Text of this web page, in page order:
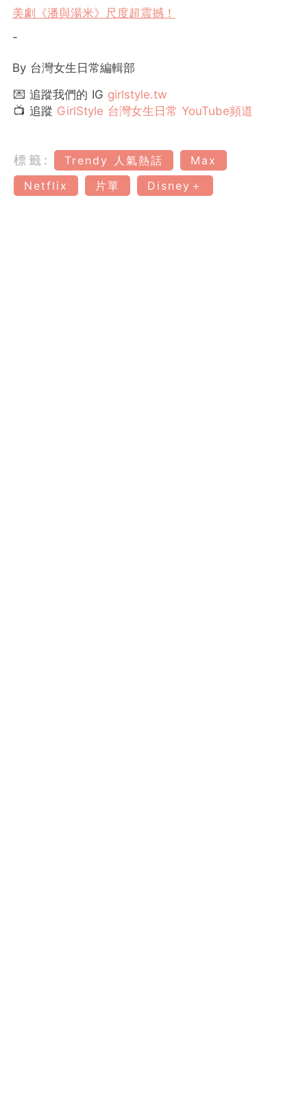
美劇《潘與湯米》尺度超震撼！
-
By 台灣女生日常編輯部
💌 追蹤我們的 IG girlstyle.tw
📺 追蹤 GirlStyle 台灣女生日常 YouTube頻道
標籤: Trendy 人氣熱話
Max
Netflix
片單 Disney＋